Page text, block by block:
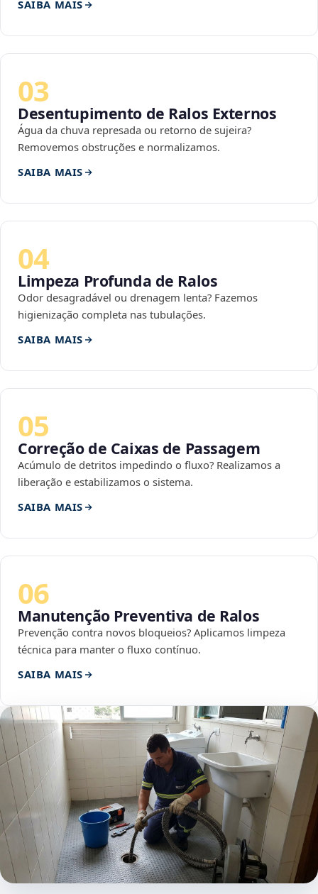
SAIBA MAIS
03
Desentupimento de Ralos Externos
Água da chuva represada ou retorno de sujeira?
Removemos obstruções e normalizamos.
SAIBA MAIS
04
Limpeza Profunda de Ralos
Odor desagradável ou drenagem lenta? Fazemos
higienização completa nas tubulações.
SAIBA MAIS
05
Correção de Caixas de Passagem
Acúmulo de detritos impedindo o fluxo? Realizamos a
liberação e estabilizamos o sistema.
SAIBA MAIS
06
Manutenção Preventiva de Ralos
Prevenção contra novos bloqueios? Aplicamos limpeza
técnica para manter o fluxo contínuo.
SAIBA MAIS